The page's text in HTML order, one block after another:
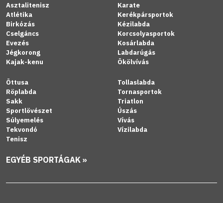
Asztalitenisz
Atlétika
Birkózás
Cselgáncs
Evezés
Jégkorong
Kajak-kenu
Karate
Kerékpársportok
Kézilabda
Korcsolyasportok
Kosárlabda
Labdarúgás
Ökölvívás
Öttusa
Röplabda
Sakk
Sportlövészet
Súlyemelés
Tekvondó
Tenisz
Tollaslabda
Tornasportok
Triatlon
Úszás
Vívás
Vízilabda
EGYÉB SPORTÁGAK »